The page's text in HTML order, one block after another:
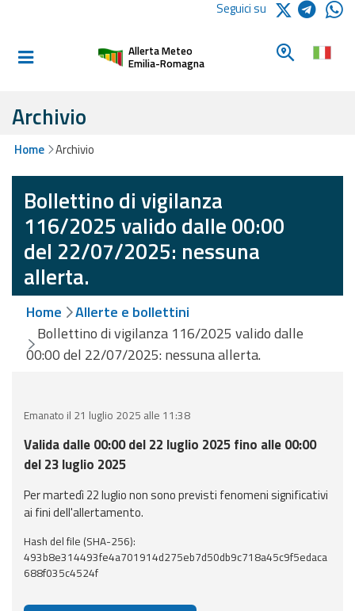
Informati e
Allerte E
Allerte e
Bollettini
Meteo
Allerte e
Bollettini
Valanghe
Monitoraggio
eventi
Previsioni meteo e
marine
Dati osservati
Radar meteo
Seguici su
Allerta Meteo
Emilia-Romagna
Cerca un
Archivio
Home Archivio
Bollettino di vigilanza
116/2025 valido dalle 00:00
del 22/07/2025: nessuna
allerta.
Home
Allerte e bollettini
Bollettino di vigilanza 116/2025 valido dalle
00:00 del 22/07/2025: nessuna allerta.
Emanato il 21 luglio 2025 alle 11:38
Valida dalle 00:00 del 22 luglio 2025 fino alle 00:00
del 23 luglio 2025
Per martedì 22 luglio non sono previsti fenomeni significativi
ai fini dell'allertamento.
Hash del file (SHA-256):
493b8e314493fe4a701914d275eb7d50db9c718a45c9f5edaca
688f035c4524f